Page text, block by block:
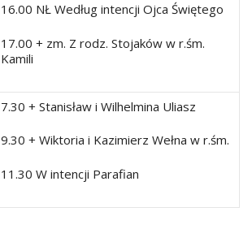
16.00 NŁ Według intencji Ojca Świętego
17.00 + zm. Z rodz. Stojaków w r.śm.
Kamili
7.30 + Stanisław i Wilhelmina Uliasz
9.30 + Wiktoria i Kazimierz Wełna w r.śm.
11.30 W intencji Parafian